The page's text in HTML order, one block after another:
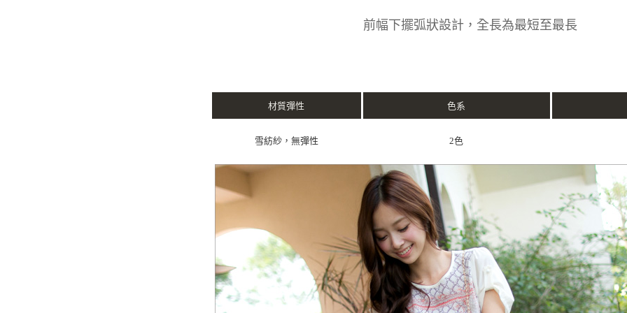
前幅下擺弧狀設計，全長為最短至最長
材質彈性 色系
雪紡紗，無彈性 2色